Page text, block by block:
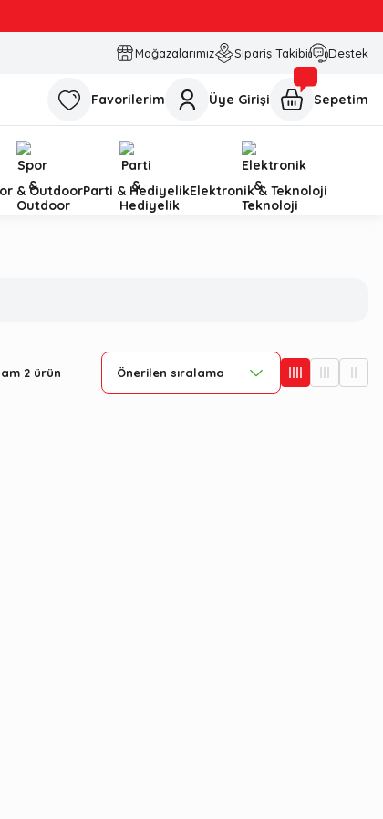
Mağazalarımız Sipariş Takibi Destek
Favorilerim Üye Girişi Sepetim
& OutdoorParti & HediyelikElektronik & Teknoloji
2 ürün